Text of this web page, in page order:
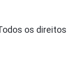
os direitos